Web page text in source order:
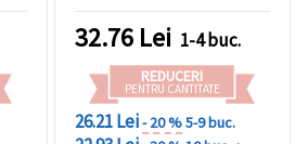
32.76 Lei 1-4 buc.
REDUCERI
PENTRU CANTITATE
26.21 Lei- 20 %5-9 buc.